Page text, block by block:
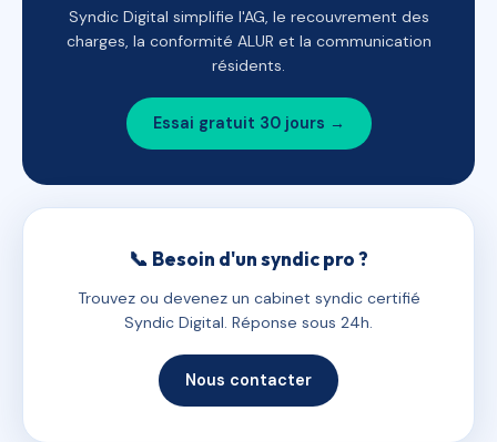
Syndic Digital simplifie l'AG, le recouvrement des
charges, la conformité ALUR et la communication
résidents.
Essai gratuit 30 jours →
📞 Besoin d'un syndic pro ?
Trouvez ou devenez un cabinet syndic certifié
Syndic Digital. Réponse sous 24h.
Nous contacter